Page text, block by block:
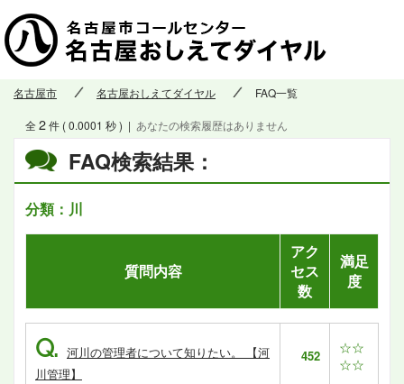
名古屋市 名古屋おしえてダイヤル FAQ一覧
FAQ検索結果：
分類：川
全2件 ( 0.0001 秒 ) | あなたの検索履歴はありません
質問内容
アク
セス
数
満足
度
Q. 河川の管理者について知りたい。 【河
川管理】
452
☆☆
☆☆